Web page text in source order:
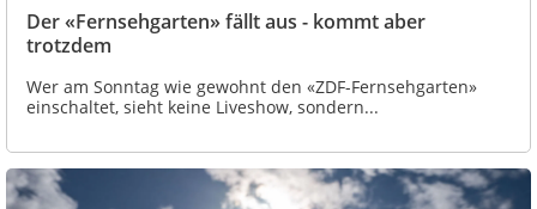
Der «Fernsehgarten» fällt aus - kommt aber
trotzdem
Wer am Sonntag wie gewohnt den «ZDF-Fernsehgarten»
einschaltet, sieht keine Liveshow, sondern...